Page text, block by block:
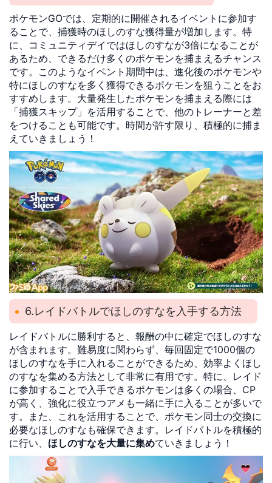
ポケモンGOでは、定期的に開催されるイベントに参加す
ることで、捕獲時のほしのすな獲得量が増加します。特
に、コミュニティデイではほしのすなが3倍になることが
あるため、できるだけ多くのポケモンを捕まえるチャンス
です。このようなイベント期間中は、進化後のポケモンや
特にほしのすなを多く獲得できるポケモンを狙うことをお
すすめします。大量発生したポケモンを捕まえる際には
「捕獲スキップ」を活用することで、他のトレーナーと差
をつけることも可能です。時間が許す限り、積極的に捕ま
えていきましょう！
6.レイドバトルでほしのすなを入手する方法
レイドバトルに勝利すると、報酬の中に確定でほしのすな
が含まれます。難易度に関わらず、毎回固定で1000個の
ほしのすなを手に入れることができるため、効率よくほし
のすなを集める方法として非常に有用です。特に、レイド
に参加することで入手できるポケモンは多くの場合、CP
が高く、強化に役立つアメも一緒に手に入ることが多いで
す。また、これを活用することで、ポケモン同士の交換に
必要なほしのすなも確保できます。レイドバトルを積極的
に行い、 ほしのすなを大量に集めていきましょう！